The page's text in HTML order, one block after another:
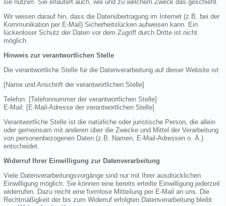
sie nutzen. Sie erläutert auch, wie und zu welchem Zweck das geschieht.
Wir weisen darauf hin, dass die Datenübertragung im Internet (z.B. bei der
Kommunikation per E-Mail) Sicherheitslücken aufweisen kann. Ein
lückenloser Schutz der Daten vor dem Zugriff durch Dritte ist nicht
möglich.
Hinweis zur verantwortlichen Stelle
Die verantwortliche Stelle für die Datenverarbeitung auf dieser Website ist:
[Name und Anschrift der verantwortlichen Stelle]
Telefon: [Telefonnummer der verantwortlichen Stelle]
E-Mail: [E-Mail-Adresse der verantwortlichen Stelle]
Verantwortliche Stelle ist die natürliche oder juristische Person, die allein
oder gemeinsam mit anderen über die Zwecke und Mittel der Verarbeitung
von personenbezogenen Daten (z.B. Namen, E-Mail-Adressen o. Ä.)
entscheidet.
Widerruf Ihrer Einwilligung zur Datenverarbeitung
Viele Datenverarbeitungsvorgänge sind nur mit Ihrer ausdrücklichen
Einwilligung möglich. Sie können eine bereits erteilte Einwilligung jederzeit
widerrufen. Dazu reicht eine formlose Mitteilung per E-Mail an uns. Die
Rechtmäßigkeit der bis zum Widerruf erfolgten Datenverarbeitung bleibt